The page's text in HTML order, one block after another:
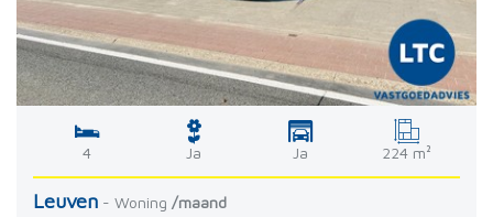
4 Ja Ja 224 m²
Leuven - Woning /maand